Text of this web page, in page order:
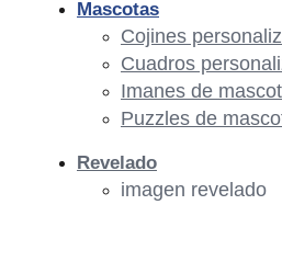
Mascotas
Cojines
Cuadros
Imanes de
Puzzles de
Revelado
imagen revelado